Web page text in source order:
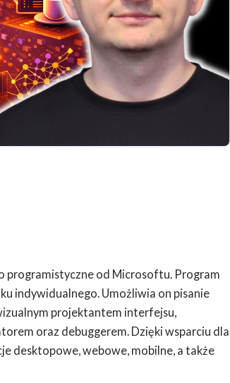
programistyczne od Microsoftu. Program
indywidualnego. Umożliwia on pisanie
projektantem interfejsu,
oraz debuggerem. Dzięki wsparciu dla
desktopowe, webowe, mobilne, a także